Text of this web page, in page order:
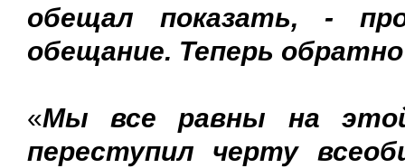
обещал показать, -
обещание. Теперь
«Мы все равны на
переступил черту